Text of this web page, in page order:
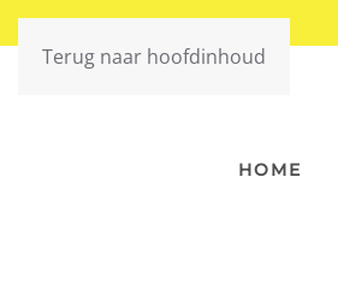
Terug naar hoofdinhoud
HOME